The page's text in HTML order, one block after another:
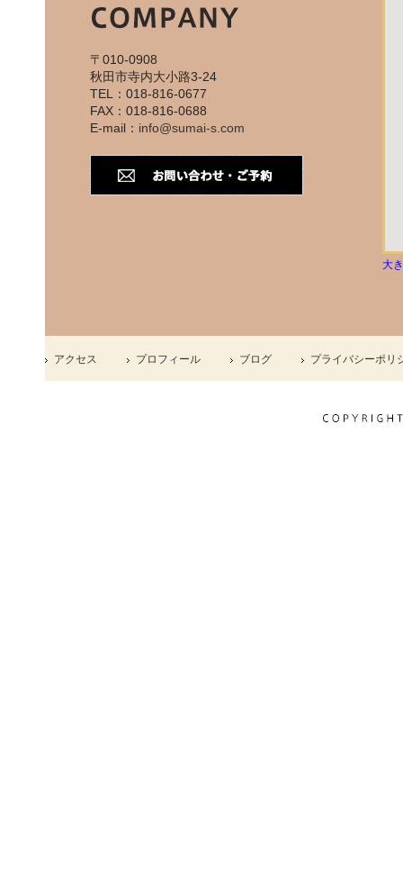
〒010-0908
秋田市寺内大小路3-24
TEL：018-816-0677
FAX：018-816-0688
E-mail： info@sumai-s.com
大
アクセス プロフィール ブログ プライバシーポリ